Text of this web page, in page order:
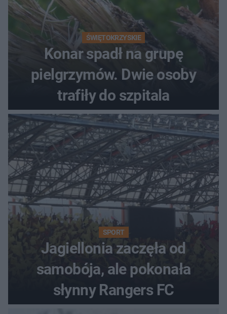
ŚWIĘTOKRZYSKIE
Konar spadł na grupę
pielgrzymów. Dwie osoby
trafiły do szpitala
SPORT
Jagiellonia zaczęła od
samobója, ale pokonała
słynny Rangers FC